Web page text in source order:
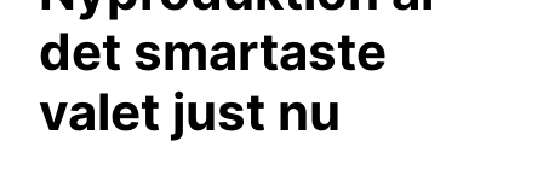
det smartaste
valet just nu